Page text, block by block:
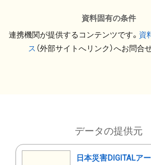
資料固有の条件
連携機関が提供するコンテンツです。 資
ス （外部サイトへリンク）へお問合
データの提供元
日本災害DIGITALア